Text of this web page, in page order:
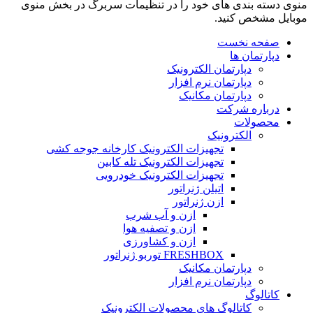
منوی دسته بندی های خود را در تنظیمات سربرگ در بخش منوی
موبایل مشخص کنید.
صفحه نخست
دپارتمان ها
دپارتمان الکترونیک
دپارتمان نرم افزار
دپارتمان مکانیک
درباره شرکت
محصولات
الکترونیک
تجهیزات الکترونیک کارخانه جوجه کشی
تجهیزات الکترونیک تله کابین
تجهیزات الکترونیک خودرویی
اتیلن ژنراتور
ازن ژنراتور
ازن و آب شرب
ازن و تصفیه هوا
ازن و کشاورزی
FRESHBOX توربو ژنراتور
دپارتمان مکانیک
دپارتمان نرم افزار
کاتالوگ
کاتالوگ های محصولات الکترونیک